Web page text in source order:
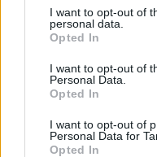
not limited to your visit
grant or deny consent to
use your data for below
consent section.
I want to opt-out of
personal data.
Opted In
I want to opt-out of
Personal Data.
Opted In
I want to opt-out of
Personal Data for
Opted In